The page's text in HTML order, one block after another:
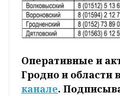
Оперативные и
Гродно и области
канале.